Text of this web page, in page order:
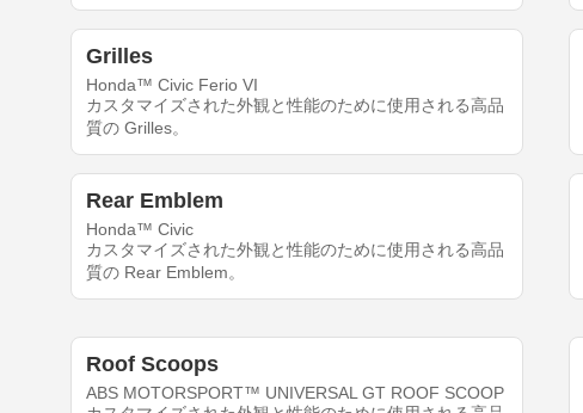
Grilles
Honda™ Civic Ferio VI
カスタマイズされた外観と性能のために使用される高品
質の Grilles。
Rear Emblem
Honda™ Civic
カスタマイズされた外観と性能のために使用される高品
質の Rear Emblem。
Roof Scoops
ABS MOTORSPORT™ UNIVERSAL GT ROOF SCOOP